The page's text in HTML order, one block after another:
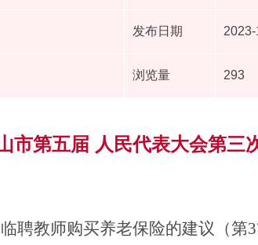
发布日期
浏览量 293
市第五届 人民代表大会第三
聘教师购买养老保险的建议（第